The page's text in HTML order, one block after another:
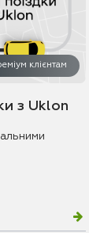
клієнтам
з Uklon